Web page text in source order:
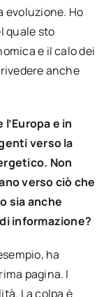
evoluzione. Ho
quale sto
e il calo dei
anche
e in
verso la
Non
verso ciò che
sia anche
informazione?
ha
pagina. I
La colpa è